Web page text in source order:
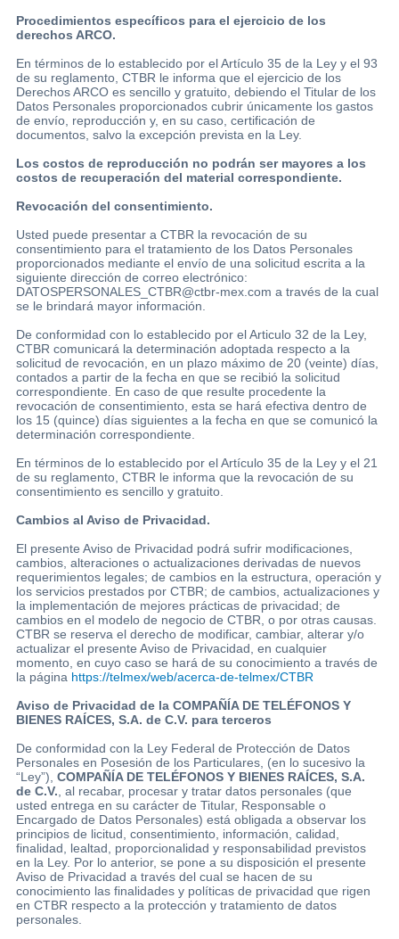
Procedimientos específicos para el ejercicio de los
derechos ARCO.
En términos de lo establecido por el Artículo 35 de la Ley y el 93
de su reglamento, CTBR le informa que el ejercicio de los
Derechos ARCO es sencillo y gratuito, debiendo el Titular de los
Datos Personales proporcionados cubrir únicamente los gastos
de envío, reproducción y, en su caso, certificación de
documentos, salvo la excepción prevista en la Ley.
Los costos de reproducción no podrán ser mayores a los
costos de recuperación del material correspondiente.
Revocación del consentimiento.
Usted puede presentar a CTBR la revocación de su
consentimiento para el tratamiento de los Datos Personales
proporcionados mediante el envío de una solicitud escrita a la
siguiente dirección de correo electrónico:
DATOSPERSONALES_CTBR@ctbr-mex.com a través de la cual
se le brindará mayor información.
De conformidad con lo establecido por el Articulo 32 de la Ley,
CTBR comunicará la determinación adoptada respecto a la
solicitud de revocación, en un plazo máximo de 20 (veinte) días,
contados a partir de la fecha en que se recibió la solicitud
correspondiente. En caso de que resulte procedente la
revocación de consentimiento, esta se hará efectiva dentro de
los 15 (quince) días siguientes a la fecha en que se comunicó la
determinación correspondiente.
En términos de lo establecido por el Artículo 35 de la Ley y el 21
de su reglamento, CTBR le informa que la revocación de su
consentimiento es sencillo y gratuito.
Cambios al Aviso de Privacidad.
El presente Aviso de Privacidad podrá sufrir modificaciones,
cambios, alteraciones o actualizaciones derivadas de nuevos
requerimientos legales; de cambios en la estructura, operación y
los servicios prestados por CTBR; de cambios, actualizaciones y
la implementación de mejores prácticas de privacidad; de
cambios en el modelo de negocio de CTBR, o por otras causas.
CTBR se reserva el derecho de modificar, cambiar, alterar y/o
actualizar el presente Aviso de Privacidad, en cualquier
momento, en cuyo caso se hará de su conocimiento a través de
la página https://telmex/web/acerca-de-telmex/CTBR
Aviso de Privacidad de la COMPAÑÍA DE TELÉFONOS Y
BIENES RAÍCES, S.A. de C.V. para terceros
De conformidad con la Ley Federal de Protección de Datos
Personales en Posesión de los Particulares, (en lo sucesivo la
“Ley”), COMPAÑÍA DE TELÉFONOS Y BIENES RAÍCES, S.A.
de C.V. , al recabar, procesar y tratar datos personales (que
usted entrega en su carácter de Titular, Responsable o
Encargado de Datos Personales) está obligada a observar los
principios de licitud, consentimiento, información, calidad,
finalidad, lealtad, proporcionalidad y responsabilidad previstos
en la Ley. Por lo anterior, se pone a su disposición el presente
Aviso de Privacidad a través del cual se hacen de su
conocimiento las finalidades y políticas de privacidad que rigen
en CTBR respecto a la protección y tratamiento de datos
personales.